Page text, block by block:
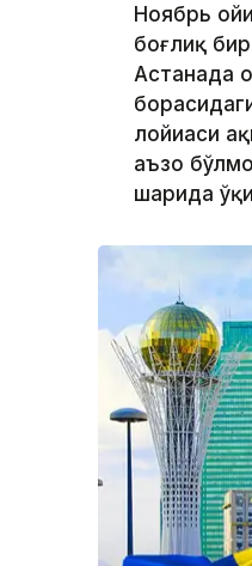
Ноябрь
боғлиқ
Астанада
лойиҳаси
аъзо
шарҳида